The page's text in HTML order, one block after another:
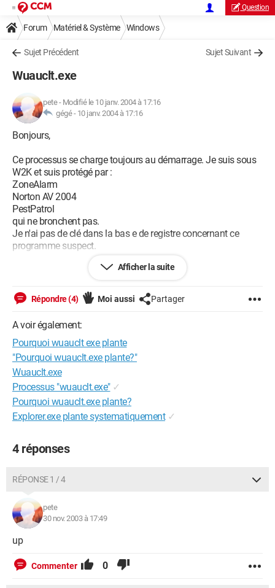
Question
Forum Matériel & Système Windows
Sujet Précédent Sujet Suivant
Wuauclt.exe
pete- Modifié le 10 janv. 2004 à 17:16
gégé - 10 janv. 2004 à 17:16
Bonjours,
Ce processus se charge toujours au démarrage. Je suis sous
W2K et suis protégé par :
ZoneAlarm
Norton AV 2004
PestPatrol
qui ne bronchent pas.
Je n'ai pas de clé dans la bas e de registre concernant ce
programme suspect.
Comment éviter qu'il se charge au démarrage ?
Merci de votre aide.
Afficher la suite
Répondre (4) Moi aussi Partager
A voir également:
Pourquoi wuauclt exe plante
"Pourquoi wuauclt.exe plante?"
Wuauclt.exe
Processus "wuauclt.exe" ✓
Pourquoi wuauclt.exe plante?
Explorer.exe plante systematiquement ✓
4 réponses
RÉPONSE 1 / 4
pete
30 nov. 2003 à 17:49
up
Commenter 0